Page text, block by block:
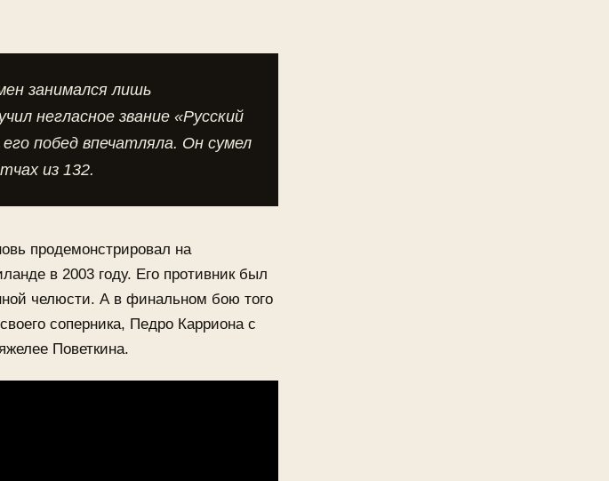
занимался лишь
негласное звание «Русский
побед впечатляла. Он сумел
из 132.
продемонстрировал на
в 2003 году. Его противник был
челюсти. А в финальном бою того
соперника, Педро Карриона с
Поветкина.